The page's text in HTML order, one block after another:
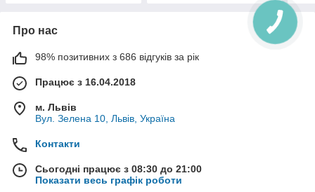
Про нас
98% позитивних з 686 відгуків за рік
Працює з 16.04.2018
м. Львів
Вул. Зелена 10, Львів, Україна
Контакти
Сьогодні працює з 08:30 до 21:00
Показати весь графік роботи